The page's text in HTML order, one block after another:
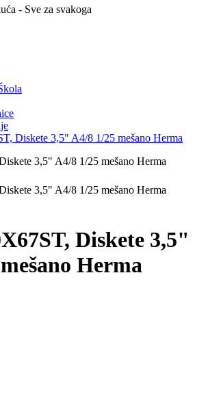
- Sve za svakoga
Diskete 3,5" A4/8 1/25 mešano Herma
Diskete 3,5"
Herma